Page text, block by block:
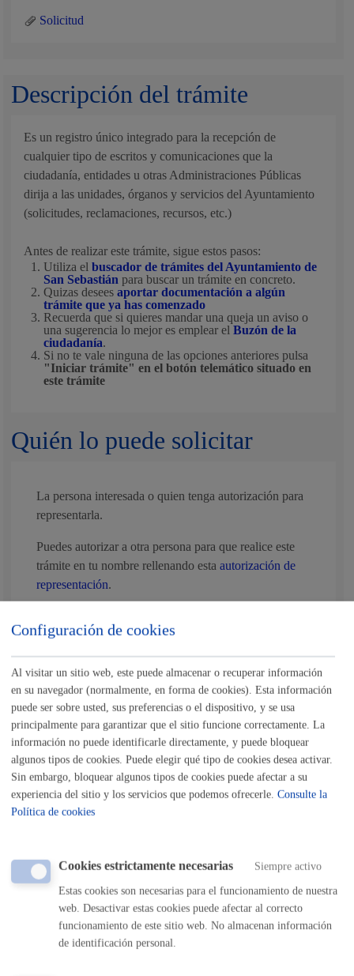
Solicitud
Descripción del trámite
Es un registro único integrado para la recepción de
cualquier tipo de escritos y comunicaciones que la
ciudadanía, entidades u otras Administraciones Públicas
dirija a las unidades, órganos y servicios del Ayuntamiento
(solicitudes, reclamaciones, recursos, etc.)
Antes de realizar este trámite, sigue estos pasos:
Utiliza el buscador de trámites del Ayuntamiento de
San Sebastián para buscar un trámite en concreto.
Quizas deseesaportar documentación a algún
trámite que ya has comenzado
Recuerda que si quieres mandar una queja un aviso o
una sugerencia lo mejor es emplear elBuzón de la
ciudadanía.
Si no te vale ninguna de las opciones anteriores pulsa
"Iniciar trámite" en el botón telemático situado en
este trámite
Quién lo puede solicitar
La persona interesada o quien tenga autorización para
representarla.
Puedes autorizar a otra persona para que realice este
trámite en tu nombre rellenando estaautorización de
representación.
puedes hacerlo en elregistro de representantes
Cuándo lo pueden solicitar
Durante todo el año
Puede adjuntar tantos documentos complementarios como
estime oportuno
Tamaño máximo anexos:50 Mb
Configuración de cookies
Al visitar un sitio web, este puede almacenar o recuperar información
en su navegador (normalmente, en forma de cookies). Esta información
puede ser sobre usted, sus preferencias o el dispositivo, y se usa
principalmente para garantizar que el sitio funcione correctamente. La
información no puede identificarle directamente, y puede bloquear
algunos tipos de cookies. Puede elegir qué tipo de cookies desea activar.
Sin embargo, bloquear algunos tipos de cookies puede afectar a su
experiencia del sitio y los servicios que podemos ofrecerle. Consulte la
Política de cookies
Cookies estrictamente necesarias Siempre activo
Estas cookies son necesarias para el funcionamiento de nuestra
web. Desactivar estas cookies puede afectar al correcto
funcionamiento de este sitio web. No almacenan información
de identificación personal.